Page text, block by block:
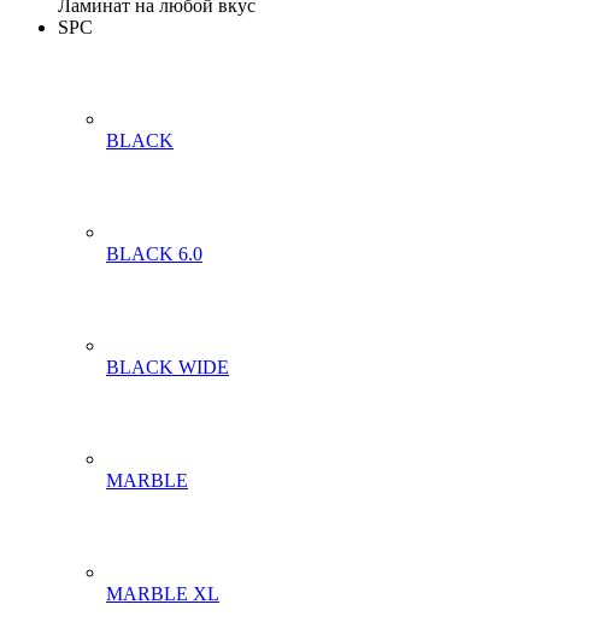
Ламинат на любой вкус
SPC
BLACK
BLACK 6.0
BLACK WIDE
MARBLE
MARBLE XL